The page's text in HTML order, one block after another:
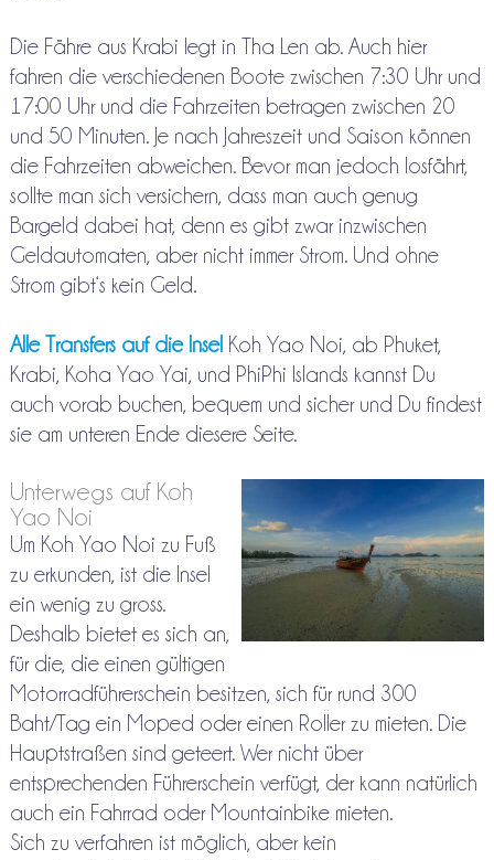
Die Fähre aus Krabi legt in Tha Len ab. Auch hier
fahren die verschiedenen Boote zwischen 7:30 Uhr und
17:00 Uhr und die Fahrzeiten betragen zwischen 20
und 50 Minuten. Je nach Jahreszeit und Saison können
die Fahrzeiten abweichen. Bevor man jedoch losfährt,
sollte man sich versichern, dass man auch genug
Bargeld dabei hat, denn es gibt zwar inzwischen
Geldautomaten, aber nicht immer Strom. Und ohne
Strom gibt‘s kein Geld.
Alle Transfers auf die Insel Koh Yao Noi, ab Phuket,
Krabi, Koha Yao Yai, und PhiPhi Islands kannst Du
auch vorab buchen, bequem und sicher und Du findest
sie am unteren Ende diesere Seite.
Unterwegs auf Koh
Yao Noi
Um Koh Yao Noi zu Fuß
zu erkunden, ist die Insel
ein wenig zu gross.
Deshalb bietet es sich an,
für die, die einen gültigen
Motorradführerschein besitzen, sich für rund 300
Baht/Tag ein Moped oder einen Roller zu mieten. Die
Hauptstraßen sind geteert. Wer nicht über
entsprechenden Führerschein verfügt, der kann natürlich
auch ein Fahrrad oder Mountainbike mieten.
Sich zu verfahren ist möglich, aber kein